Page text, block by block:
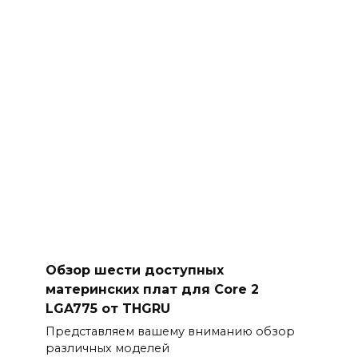
Обзор шести доступных
материнских плат для Core 2
LGA775 от THGRU
Представляем вашему вниманию обзор
различных моделей